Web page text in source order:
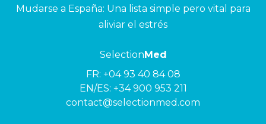
Mudarse a España: Una lista simple pero vital para
aliviar el estrés
Selection Med
FR: +04 93 40 84 08
EN/ES: +34 900 953 211
contact@selectionmed.com